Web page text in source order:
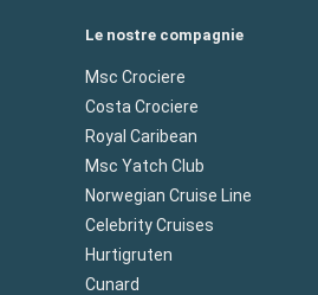
Le nostre compagnie
Msc Crociere
Costa Crociere
Royal Caribean
Msc Yatch Club
Norwegian Cruise Line
Celebrity Cruises
Hurtigruten
Cunard